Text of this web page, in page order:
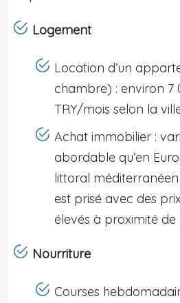
Logement
Location d’un
chambre) : environ 7
TRY/mois selon la
Achat immobilier :
abordable qu’en
littoral
est prisé avec des
élevés à proximité de
Nourriture
Courses